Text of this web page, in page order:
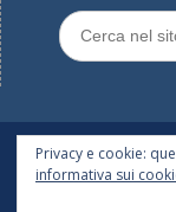
Search
for:
In primo
Copyright ©
Privacy e cookie:
informativa sui